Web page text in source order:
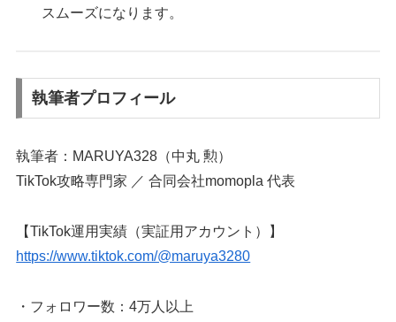
スムーズになります。
執筆者プロフィール
執筆者：MARUYA328（中丸 勲）
TikTok攻略専門家 ／ 合同会社momopla 代表
【TikTok運用実績（実証用アカウント）】
https://www.tiktok.com/@maruya3280
・フォロワー数：4万人以上